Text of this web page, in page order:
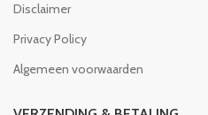
Disclaimer
Privacy Policy
Algemeen voorwaarden